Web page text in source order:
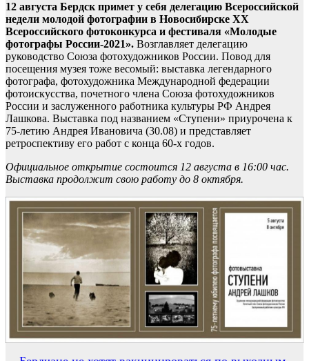
12 августа Бердск примет у себя делегацию Всероссийской
недели молодой фотографии в Новосибирске XX
Всероссийского фотоконкурса и фестиваля «Молодые
фотографы России-2021». Возглавляет делегацию
руководство Союза фотохудожников России. Повод для
посещения музея тоже весомый: выставка легендарного
фотографа, фотохудожника Международной федерации
фотоискусства, почетного члена Союза фотохудожников
России и заслуженного работника культуры РФ Андрея
Лашкова. Выставка под названием «Ступени» приурочена к
75-летию Андрея Ивановича (30.08) и представляет
ретроспективу его работ с конца 60-х годов.
Официальное открытие состоится 12 августа в 16:00 час.
Выставка продолжит свою работу до 8 октября.